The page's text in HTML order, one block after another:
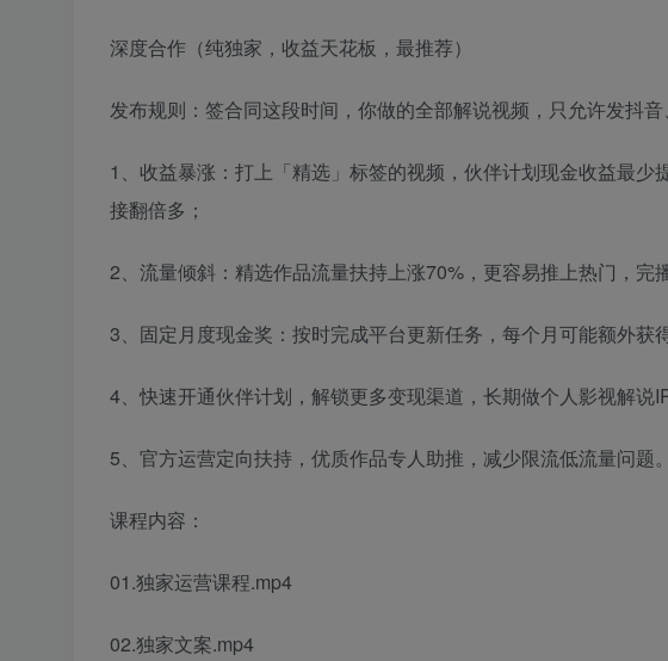
深度合作（纯独家，收益天花板，最推荐）
发布规则：签合同这段时间，你做的全部解说视频，只允许发抖音
1、收益暴涨：打上「精选」标签的视频，伙伴计划现金收益最
接翻倍多；
2、流量倾斜：精选作品流量扶持上涨70%，更容易推上热门，完
3、固定月度现金奖：按时完成平台更新任务，每个月可能额外获
4、快速开通伙伴计划，解锁更多变现渠道，长期做个人影视解说
5、官方运营定向扶持，优质作品专人助推，减少限流低流量问题。
课程内容：
01.独家运营课程.mp4
02.独家文案.mp4